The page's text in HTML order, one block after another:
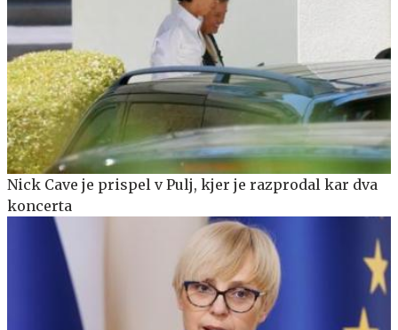
Nick Cave je prispel v Pulj, kjer je razprodal kar dva
koncerta